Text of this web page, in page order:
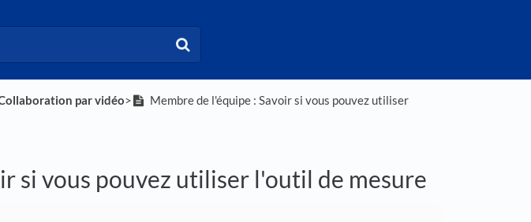
par vidéo​>​
Membre de l'équipe : Savoir si vous pouvez utiliser
si vous pouvez utiliser l'outil de mesure